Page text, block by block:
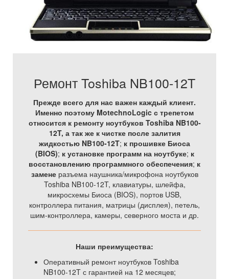
Ремонт Toshiba NB100-12T
Прежде всего для нас важен каждый клиент.
Именно поэтому MotechnoLogic с трепетом
относится к ремонту ноутбуков Toshiba NB100-
12T, а так же к чистке после залития
жидкостью NB100-12T; к прошивке Биоса
(BIOS); к установке программ на ноутбуке; к
восстановлению программного обеспечения; к
заменеразъема наушника/микрофона ноутбуков
Toshiba NB100-12T, клавиатуры, шлейфа,
микросхемы Биоса (BIOS), портов USB,
контроллера питания, матрицы (дисплея), петель,
шим-контроллера, камеры, северного моста и др.
Наши преимущества:
Оперативный ремонт ноутбуков Toshiba
NB100-12T с гарантией на 12 месяцев;